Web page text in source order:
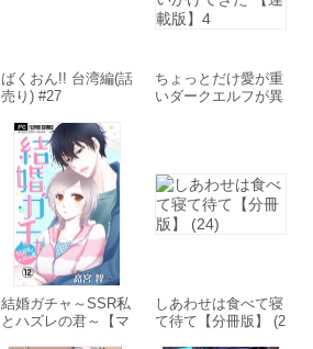
ばくおん!! 台湾編(話
売り) #27
ちょっとだけ愛が重
いダークエルフが異
結婚ガチャ～SSR私
とハズレの君～【マ
しあわせは食べて寝
て待て【分冊版】 (2